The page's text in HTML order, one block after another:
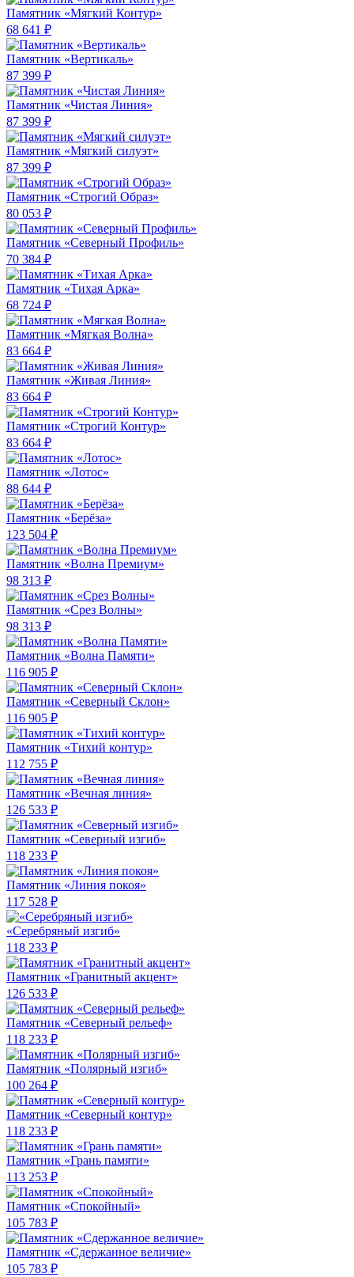
Памятник «Мягкий Контур»
68 641 ₽
Памятник «Вертикаль»
87 399 ₽
Памятник «Чистая Линия»
87 399 ₽
Памятник «Мягкий силуэт»
87 399 ₽
Памятник «Строгий Образ»
80 053 ₽
Памятник «Северный Профиль»
70 384 ₽
Памятник «Тихая Арка»
68 724 ₽
Памятник «Мягкая Волна»
83 664 ₽
Памятник «Живая Линия»
83 664 ₽
Памятник «Строгий Контур»
83 664 ₽
Памятник «Лотос»
88 644 ₽
Памятник «Берёза»
123 504 ₽
Памятник «Волна Премиум»
98 313 ₽
Памятник «Срез Волны»
98 313 ₽
Памятник «Волна Памяти»
116 905 ₽
Памятник «Северный Склон»
116 905 ₽
Памятник «Тихий контур»
112 755 ₽
Памятник «Вечная линия»
126 533 ₽
Памятник «Северный изгиб»
118 233 ₽
Памятник «Линия покоя»
117 528 ₽
«Серебряный изгиб»
118 233 ₽
Памятник «Гранитный акцент»
126 533 ₽
Памятник «Северный рельеф»
118 233 ₽
Памятник «Полярный изгиб»
100 264 ₽
Памятник «Северный контур»
118 233 ₽
Памятник «Грань памяти»
113 253 ₽
Памятник «Спокойный»
105 783 ₽
Памятник «Сдержанное величие»
105 783 ₽